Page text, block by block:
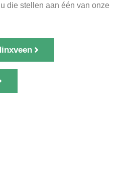
die stellen aan één van onze